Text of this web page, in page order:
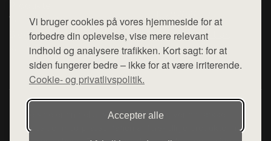
Vi bruger cookies på vores hjemmeside for at
forbedre din oplevelse, vise mere relevant
indhold og analysere trafikken. Kort sagt: for at
siden fungerer bedre – ikke for at være irriterende.
Cookie- og privatlivspolitik.
Accepter alle
Top Rabatter
Blog
Kontakt
Mail: hej@want.dk
Cookie- og privatlivspolitik
Denne side er en del af want.dk, der udgiver en række
hjemmesider med præsentation af forskellige produkter fra